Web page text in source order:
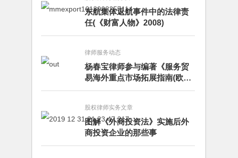
东航集体返航事件中的法律责
任(《财富人物》2008)
律师服务动态
杨春宝律师参与编著《服务贸
易海外重点市场拓展指南(欧洲
卷·意大利)》
股权律师实务文章
图解《外商投资法》实施后外
商投资企业的那些事